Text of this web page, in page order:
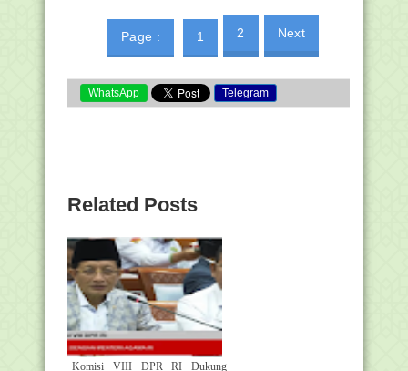
Page : 1 2 Next
WhatsApp Telegram
Related Posts
Komisi VIII DPR RI Dukung